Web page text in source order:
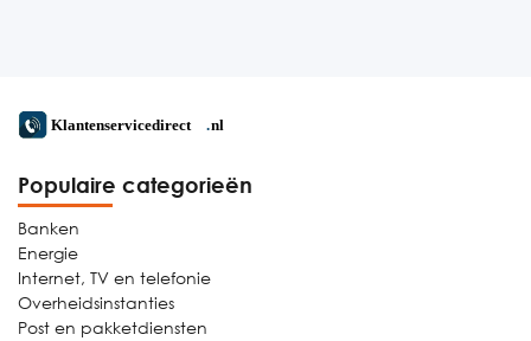
Populaire categorieën
Banken
Energie
Internet, TV en telefonie
Overheidsinstanties
Post en pakketdiensten